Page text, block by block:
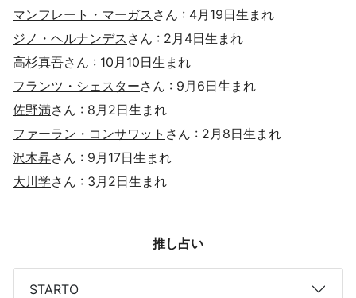
マンフレート・マーガス さん : 4月19日生まれ
ジノ・ヘルナンデス さん : 2月4日生まれ
高杉真吾さん : 10月10日生まれ
フランツ・シェスターさん : 9月6日生まれ
佐野満さん : 8月2日生まれ
ファーラン・コンサワット さん : 2月8日生まれ
沢木昇さん : 9月17日生まれ
大川学さん : 3月2日生まれ
推し占い
STARTO